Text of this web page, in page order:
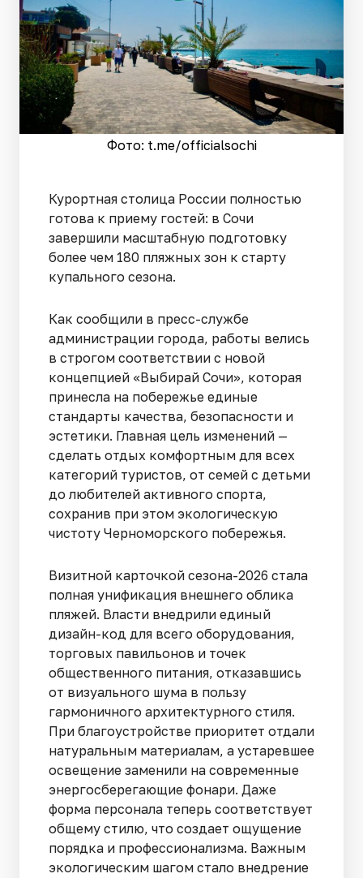
Фото: t.me/officialsochi
Курортная столица России полностью
готова к приему гостей: в Сочи
завершили масштабную подготовку
более чем 180 пляжных зон к старту
купального сезона.
Как сообщили в пресс-службе
администрации города, работы велись
в строгом соответствии с новой
концепцией «Выбирай Сочи», которая
принесла на побережье единые
стандарты качества, безопасности и
эстетики. Главная цель изменений —
сделать отдых комфортным для всех
категорий туристов, от семей с детьми
до любителей активного спорта,
сохранив при этом экологическую
чистоту Черноморского побережья.
Визитной карточкой сезона-2026 стала
полная унификация внешнего облика
пляжей. Власти внедрили единый
дизайн-код для всего оборудования,
торговых павильонов и точек
общественного питания, отказавшись
от визуального шума в пользу
гармоничного архитектурного стиля.
При благоустройстве приоритет отдали
натуральным материалам, а устаревшее
освещение заменили на современные
энергосберегающие фонари. Даже
форма персонала теперь соответствует
общему стилю, что создает ощущение
порядка и профессионализма. Важным
экологическим шагом стало внедрение